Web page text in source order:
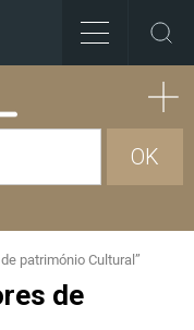
OK
património Cultural”
de